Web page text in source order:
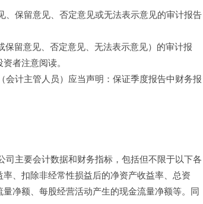
留意见、否定意见或无法表示意见的审计报告
意见、否定意见、无法表示意见）的审计报
者注意阅读。
主管人员）应当声明：保证季度报告中财务报
要会计数据和财务指标，包括但不限于以下各
、扣除非经常性损益后的净资产收益率、总资
净额、每股经营活动产生的现金流量净额等。同